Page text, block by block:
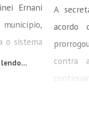
Ernani
o sistema
A
acordo
contra
continuar...